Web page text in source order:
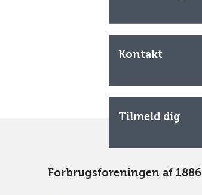
Kontakt
Tilmeld dig
Forbrugsforeningen af 1886